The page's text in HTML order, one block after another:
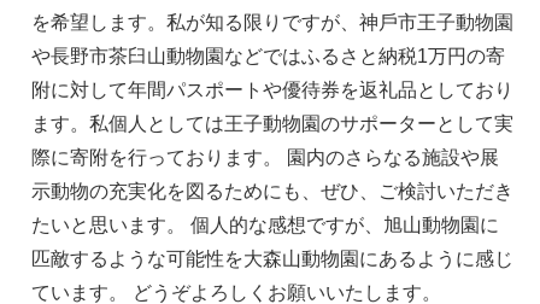
を希望します。私が知る限りですが、神⼾市王⼦動物園
や⻑野市茶⾅⼭動物園などではふるさと納税1万円の寄
附に対して年間パスポートや優待券を返礼品としており
ます。私個⼈としては王⼦動物園のサポーターとして実
際に寄附を⾏っております。 園内のさらなる施設や展
⽰動物の充実化を図るためにも、ぜひ、ご検討いただき
たいと思います。 個⼈的な感想ですが、旭⼭動物園に
匹敵するような可能性を⼤森⼭動物園にあるように感じ
ています。 どうぞよろしくお願いいたします。